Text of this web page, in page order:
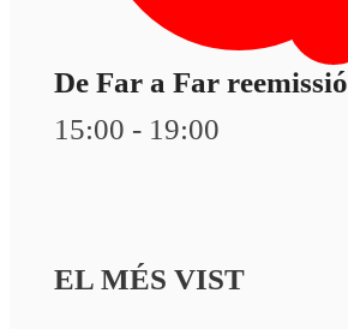
De Far a Far reemissió
15:00 - 19:00
EL MÉS VIST